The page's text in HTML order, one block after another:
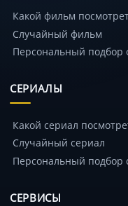
Какой фильм
Случайный фильм
Персональный подбор
СЕРИАЛЫ
Какой сериал
Случайный сериал
Персональный подбор
СЕРВИСЫ